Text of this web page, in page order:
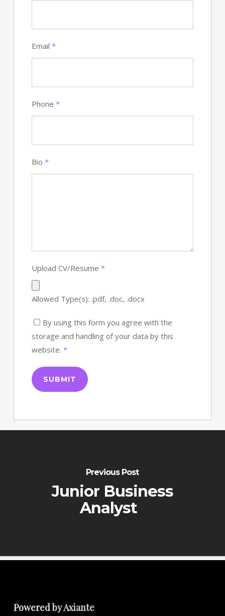
Email *
Phone *
Bio *
Upload CV/Resume *
Allowed Type(s): .pdf, .doc, .docx
By using this form you agree with the
storage and handling of your data by this
website. *
Previous Post
Junior Business
Analyst
Powered byAxiante